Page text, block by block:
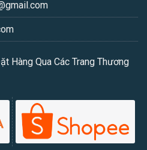
Hàng Qua Các Trang Thương